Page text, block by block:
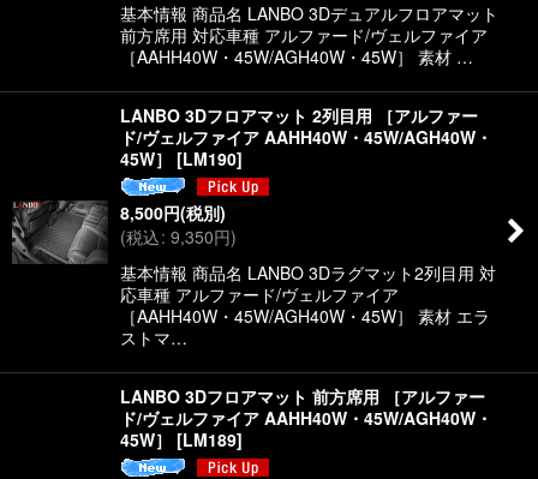
基本情報 商品名 LANBO 3Dデュアルフロアマット
前方席用 対応車種 アルファード/ヴェルファイア
［AAHH40W・45W/AGH40W・45W］ 素材 …
LANBO 3Dフロアマット 2列目用 ［アルファー
ド/ヴェルファイア AAHH40W・45W/AGH40W・
45W］
[LM190]
8,500円(税別)
(税込: 9,350円)
基本情報 商品名 LANBO 3Dラグマット2列目用 対
応車種 アルファード/ヴェルファイア
［AAHH40W・45W/AGH40W・45W］ 素材 エラ
ストマ…
LANBO 3Dフロアマット 前方席用 ［アルファー
ド/ヴェルファイア AAHH40W・45W/AGH40W・
45W］
[LM189]